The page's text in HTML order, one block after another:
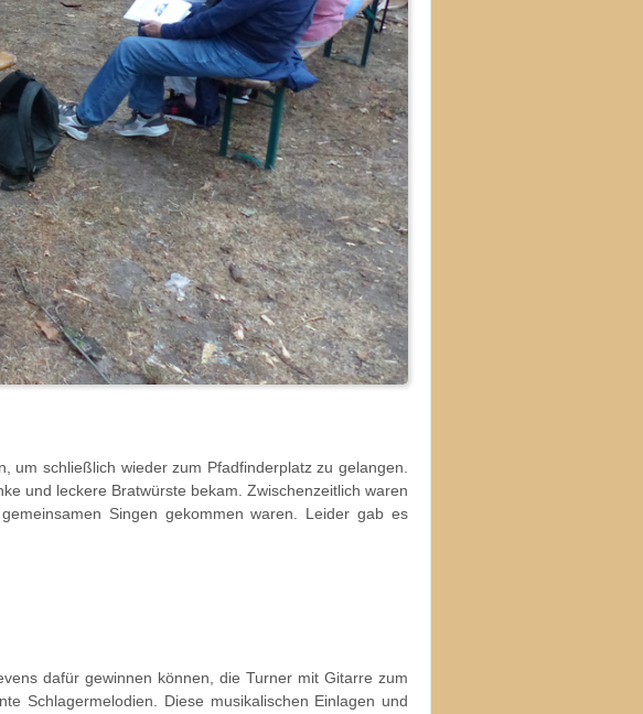
um schließlich wieder zum Pfadfinderplatz zu gelangen.
und leckere Bratwürste bekam. Zwischenzeitlich waren
Singen gekommen waren. Leider gab es
dafür gewinnen können, die Turner mit Gitarre zum
Schlagermelodien. Diese musikalischen Einlagen und